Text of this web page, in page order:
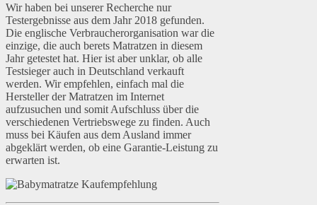
Wir haben bei unserer Recherche nur
Testergebnisse aus dem Jahr 2018 gefunden.
Die englische Verbraucherorganisation war die
einzige, die auch berets Matratzen in diesem
Jahr getestet hat. Hier ist aber unklar, ob alle
Testsieger auch in Deutschland verkauft
werden. Wir empfehlen, einfach mal die
Hersteller der Matratzen im Internet
aufzusuchen und somit Aufschluss über die
verschiedenen Vertriebswege zu finden. Auch
muss bei Käufen aus dem Ausland immer
abgeklärt werden, ob eine Garantie-Leistung zu
erwarten ist.